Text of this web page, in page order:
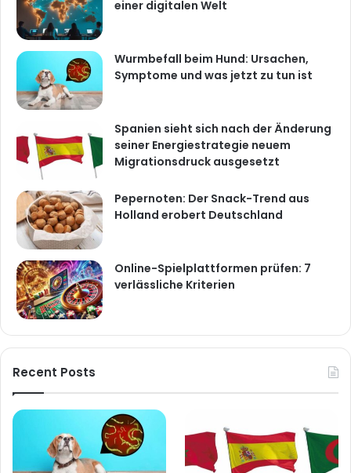
einer digitalen Welt
Wurmbefall beim Hund: Ursachen,
Symptome und was jetzt zu tun ist
Spanien sieht sich nach der Änderung
seiner Energiestrategie neuem
Migrationsdruck ausgesetzt
Pepernoten: Der Snack-Trend aus
Holland erobert Deutschland
Online-Spielplattformen prüfen: 7
verlässliche Kriterien
Recent Posts